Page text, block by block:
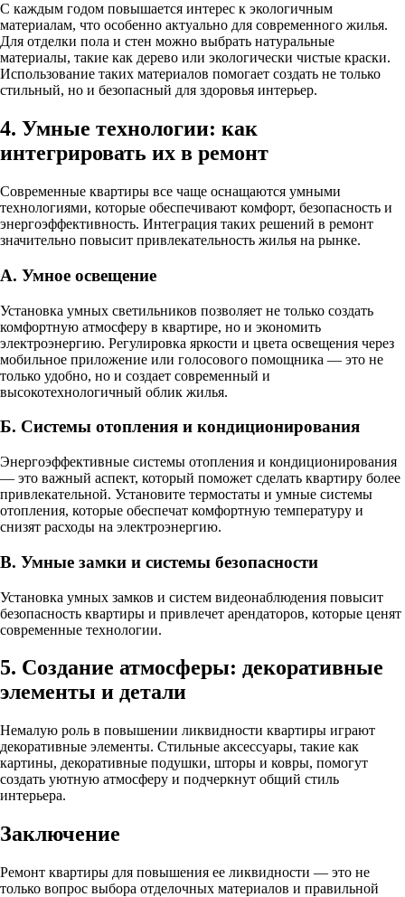
С каждым годом повышается интерес к экологичным
материалам, что особенно актуально для современного жилья.
Для отделки пола и стен можно выбрать натуральные
материалы, такие как дерево или экологически чистые краски.
Использование таких материалов помогает создать не только
стильный, но и безопасный для здоровья интерьер.
4. Умные технологии: как
интегрировать их в ремонт
Современные квартиры все чаще оснащаются умными
технологиями, которые обеспечивают комфорт, безопасность и
энергоэффективность. Интеграция таких решений в ремонт
значительно повысит привлекательность жилья на рынке.
А. Умное освещение
Установка умных светильников позволяет не только создать
комфортную атмосферу в квартире, но и экономить
электроэнергию. Регулировка яркости и цвета освещения через
мобильное приложение или голосового помощника — это не
только удобно, но и создает современный и
высокотехнологичный облик жилья.
Б. Системы отопления и кондиционирования
Энергоэффективные системы отопления и кондиционирования
— это важный аспект, который поможет сделать квартиру более
привлекательной. Установите термостаты и умные системы
отопления, которые обеспечат комфортную температуру и
снизят расходы на электроэнергию.
В. Умные замки и системы безопасности
Установка умных замков и систем видеонаблюдения повысит
безопасность квартиры и привлечет арендаторов, которые ценят
современные технологии.
5. Создание атмосферы: декоративные
элементы и детали
Немалую роль в повышении ликвидности квартиры играют
декоративные элементы. Стильные аксессуары, такие как
картины, декоративные подушки, шторы и ковры, помогут
создать уютную атмосферу и подчеркнут общий стиль
интерьера.
Заключение
Ремонт квартиры для повышения ее ликвидности — это не
только вопрос выбора отделочных материалов и правильной